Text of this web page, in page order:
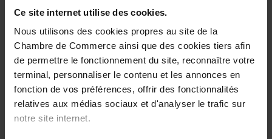
Ce site internet utilise des cookies.
Nous utilisons des cookies propres au site de la
Chambre de Commerce ainsi que des cookies tiers afin
de permettre le fonctionnement du site, reconnaître votre
terminal, personnaliser le contenu et les annonces en
fonction de vos préférences, offrir des fonctionnalités
relatives aux médias sociaux et d'analyser le trafic sur
notre site internet.
entrepreneurs.
Comment? Participez à une prochaine session « le
vous informera sur l’écosystème, le cadre réglementaire
et les démarches à suivre.
Programme